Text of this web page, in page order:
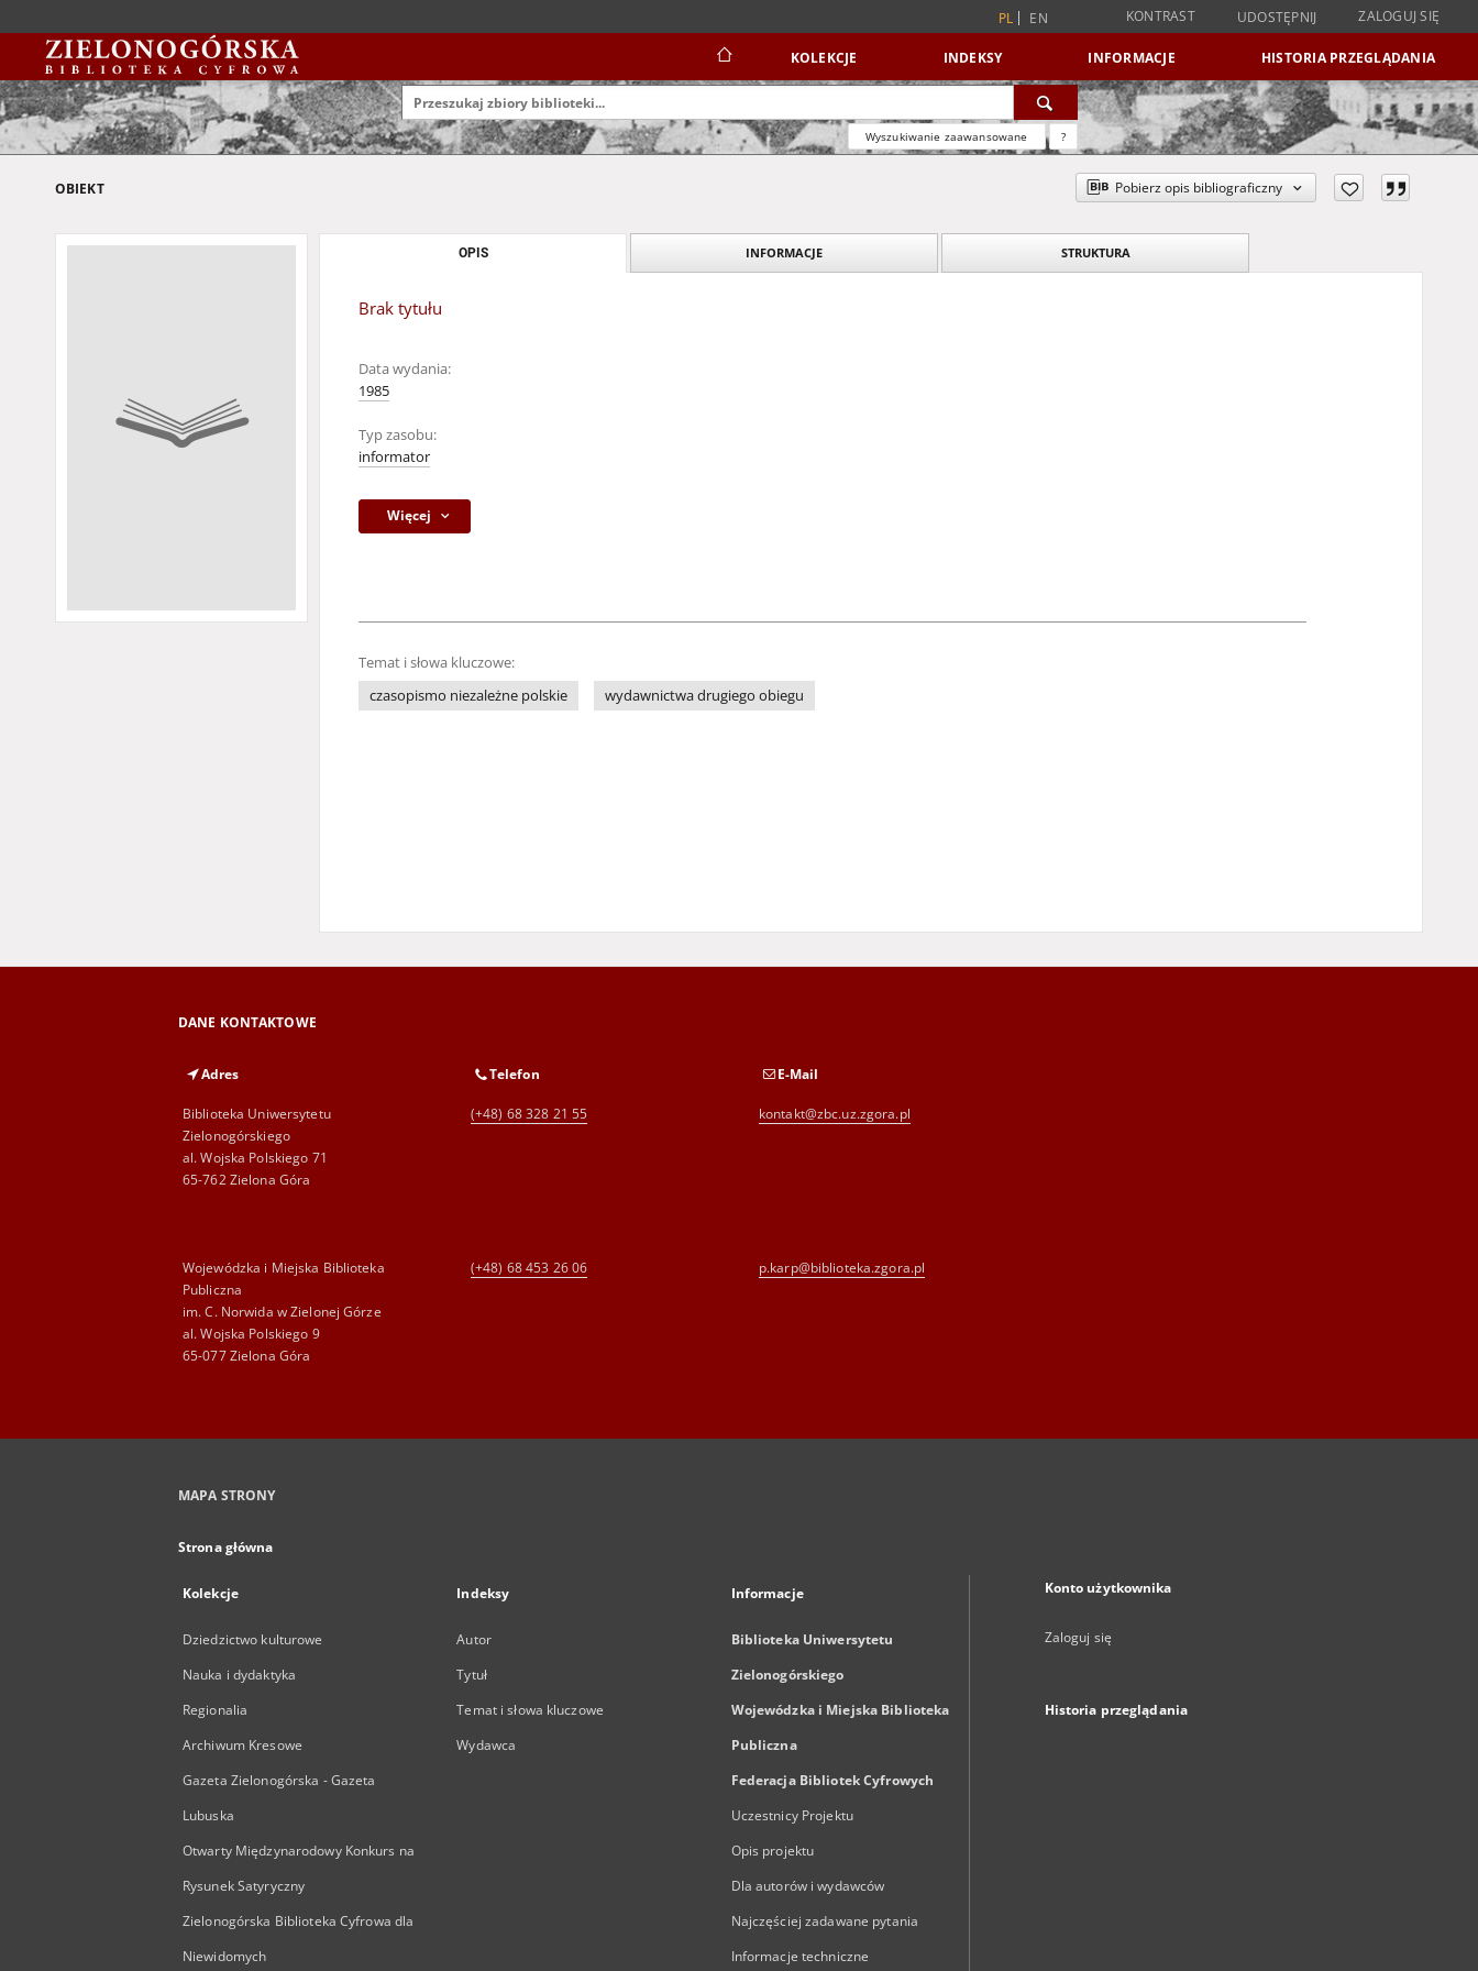
PL EN KONTRAST UDOSTĘPNIJ ZALOGUJ SIĘ
KOLEKCJE INDEKSY INFORMACJE HISTORIA PRZEGLĄDANIA
Wyszukiwanie zaawansowane ?
OBIEKT Pobierz opis bibliograficzny
OPIS INFORMACJE STRUKTURA
Brak tytułu
Data wydania:
1985
Typ zasobu:
informator
Więcej
Temat i słowa kluczowe:
czasopismo niezależne polskie
wydawnictwa drugiego obiegu
DANE KONTAKTOWE
Adres
Biblioteka Uniwersytetu
Zielonogórskiego
al. Wojska Polskiego 71
65-762 Zielona Góra
Telefon
(+48) 68 328 21 55
E-Mail
kontakt@zbc.uz.zgora.pl
Wojewódzka i Miejska Biblioteka
Publiczna
im. C. Norwida w Zielonej Górze
al. Wojska Polskiego 9
65-077 Zielona Góra
(+48) 68 453 26 06 p.karp@biblioteka.zgora.pl
MAPA STRONY
Strona główna
Kolekcje
Dziedzictwo kulturowe
Nauka i dydaktyka
Regionalia
Archiwum Kresowe
Gazeta Zielonogórska - Gazeta
Lubuska
Otwarty Międzynarodowy Konkurs na
Rysunek Satyryczny
Zielonogórska Biblioteka Cyfrowa dla
Niewidomych
Indeksy
Autor
Tytuł
Temat i słowa kluczowe
Wydawca
Informacje
Biblioteka Uniwersytetu
Zielonogórskiego
Wojewódzka i Miejska Biblioteka
Publiczna
Federacja Bibliotek Cyfrowych
Uczestnicy Projektu
Opis projektu
Dla autorów i wydawców
Najczęściej zadawane pytania
Informacje techniczne
Konto użytkownika
Zaloguj się
Historia przeglądania